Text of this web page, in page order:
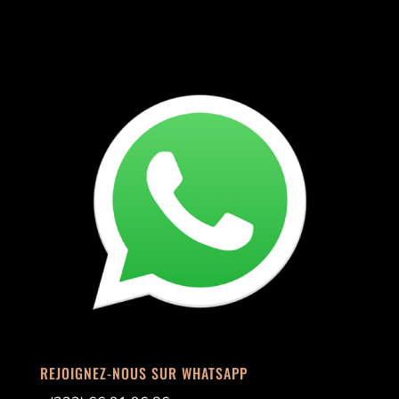
REJOIGNEZ-NOUS SUR WHATSAPP